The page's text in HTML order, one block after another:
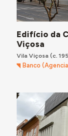
Edifício da
Viçosa
Vila Viçosa(c.
Banco